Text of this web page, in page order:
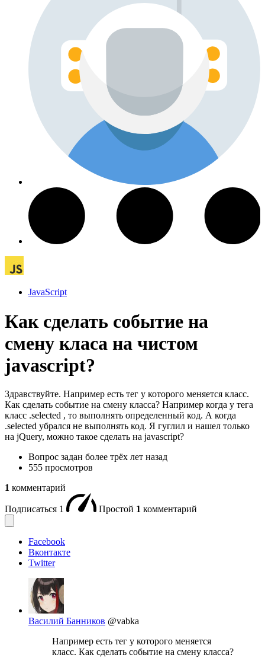
JavaScript
Как сделать событие на
смену класа на чистом
javascript?
Здравствуйте. Например есть тег у которого меняется класс.
Как сделать событие на смену класса? Например когда у тега
класс .selected , то выполнять определенный код. А когда
.selected убрался не выполнять код. Я гуглил и нашел только
на jQuery, можно такое сделать на javascript?
Вопрос задан более трёх лет назад
555 просмотров
1 комментарий
Подписаться 1 Простой 1 комментарий
Facebook
Вконтакте
Twitter
Василий Банников @vabka
Например есть тег у которого меняется
класс. Как сделать событие на смену класса?